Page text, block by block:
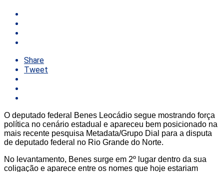
Share
Tweet
O deputado federal Benes Leocádio segue mostrando força
política no cenário estadual e apareceu bem posicionado na
mais recente pesquisa Metadata/Grupo Dial para a disputa
de deputado federal no Rio Grande do Norte.
No levantamento, Benes surge em 2º lugar dentro da sua
coligação e aparece entre os nomes que hoje estariam